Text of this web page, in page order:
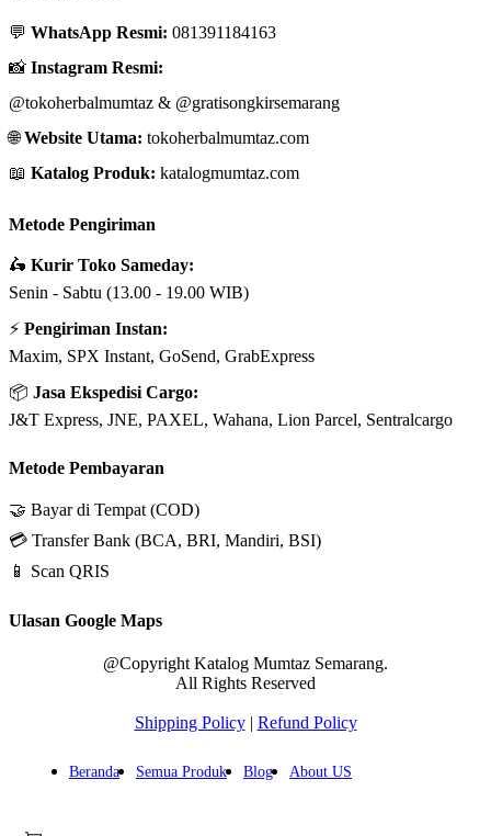
💬 WhatsApp Resmi: 081391184163
📸 Instagram Resmi:
@tokoherbalmumtaz & @gratisongkirsemarang
🌐Website Utama: tokoherbalmumtaz.com
📖 Katalog Produk: katalogmumtaz.com
Metode Pengiriman
🛵 Kurir Toko Sameday:
Senin - Sabtu (13.00 - 19.00 WIB)
⚡ Pengiriman Instan:
Maxim, SPX Instant, GoSend, GrabExpress
📦 Jasa Ekspedisi Cargo:
J&T Express, JNE, PAXEL, Wahana, Lion Parcel, Sentralcargo
Metode Pembayaran
🤝 Bayar di Tempat (COD)
💳 Transfer Bank (BCA, BRI, Mandiri, BSI)
📱 Scan QRIS
Ulasan Google Maps
@Copyright Katalog Mumtaz Semarang.
All Rights Reserved
Shipping Policy| Refund Policy
Beranda Semua Produk Blog About US